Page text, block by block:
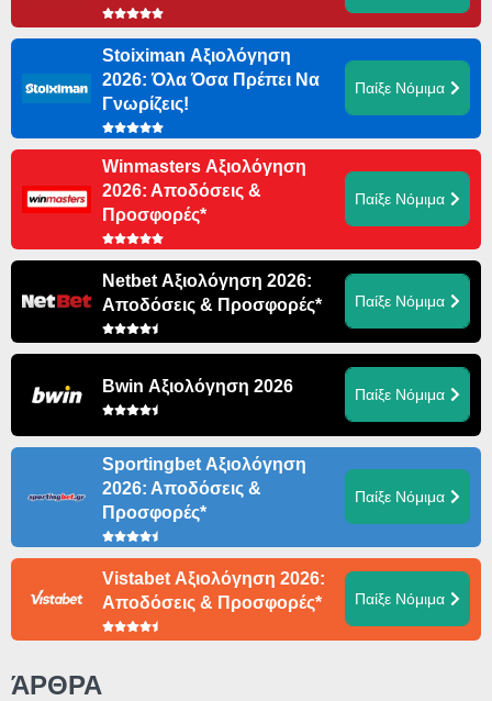
Stoiximan Αξιολόγηση
2026: Όλα Όσα Πρέπει Να
Γνωρίζεις!
Παίξε Νόμιμα
Winmasters Αξιολόγηση
2026: Αποδόσεις &
Προσφορές*
Παίξε Νόμιμα
Netbet Αξιολόγηση 2026:
Αποδόσεις & Προσφορές*
Παίξε Νόμιμα
Bwin Αξιολόγηση 2026 Παίξε Νόμιμα
Sportingbet Αξιολόγηση
2026: Αποδόσεις &
Προσφορές*
Παίξε Νόμιμα
Vistabet Αξιολόγηση 2026:
Αποδόσεις & Προσφορές*
Παίξε Νόμιμα
ΆΡΘΡΑ